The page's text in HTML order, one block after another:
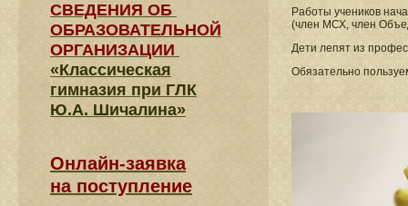
Работы учеников
(член МСХ, член
Дети лепят из
Обязательно
СВЕДЕНИЯ​ ОБ
ОБРАЗОВАТЕЛЬНОЙ
ОРГАНИЗАЦИИ
«Классическая
гимназия при ГЛК
Ю.А. Шичалина»
Онлайн-заявка
на поступление